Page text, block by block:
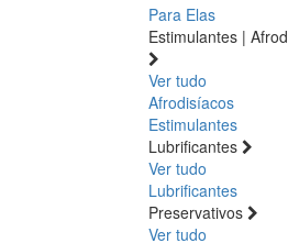
Para Elas
Estimulantes |
Ver tudo
Afrodisíacos
Estimulantes
Lubrificantes
Ver tudo
Lubrificantes
Preservativos
Ver tudo